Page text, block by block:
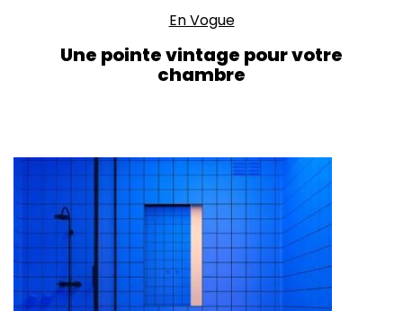
En Vogue
Une pointe vintage pour votre
chambre